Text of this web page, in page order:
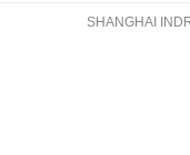
SHANGHAI